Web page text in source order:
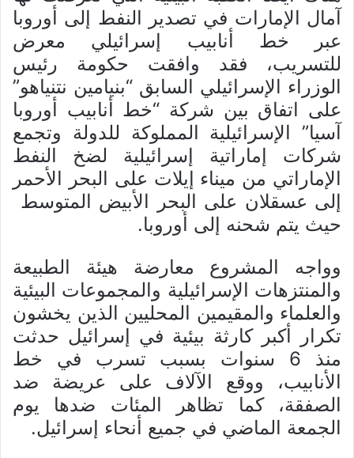
آمال الإمارات في تصدير النفط إلى أوروبا
عبر خط أنابيب إسرائيلي معرض
للتسريب، فقد وافقت حكومة رئيس
الوزراء الإسرائيلي السابق “بنيامين نتنياهو”
على اتفاق بين شركة “خط أنابيب أوروبا
آسيا” الإسرائيلية المملوكة للدولة وتجمع
شركات إماراتية إسرائيلية لضخ النفط
الإماراتي من ميناء إيلات على البحر الأحمر
إلى عسقلان على البحر الأبيض المتوسط ​​
حيث يتم شحنه إلى أوروبا.
وواجه المشروع معارضة هيئة الطبيعة
والمنتزهات الإسرائيلية والمجموعات البيئية
والعلماء والمقيمين المحليين الذين يخشون
تكرار أكبر كارثة بيئية في إسرائيل حدثت
منذ 6 سنوات بسبب تسرب في خط
الأنابيب، ووقع الآلاف على عريضة ضد
الصفقة، كما تظاهر المئات ضدها يوم
الجمعة الماضي في جميع أنحاء إسرائيل.